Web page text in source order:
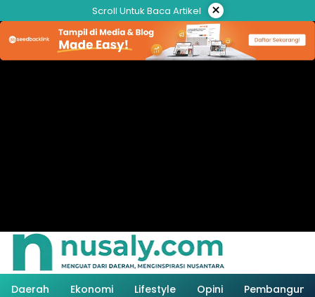
ke
konten
Scroll Untuk Baca Artikel ×
Daerah Ekonomi Lifestyle Opini